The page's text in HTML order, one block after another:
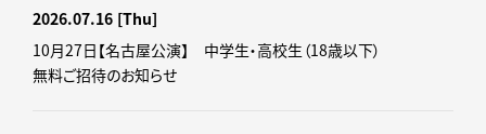
2026.07.16 [Thu]
10月27日【名古屋公演】 中学生・高校生（18歳以下）
無料ご招待のお知らせ